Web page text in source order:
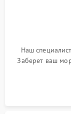
Наш
Заберет ваш